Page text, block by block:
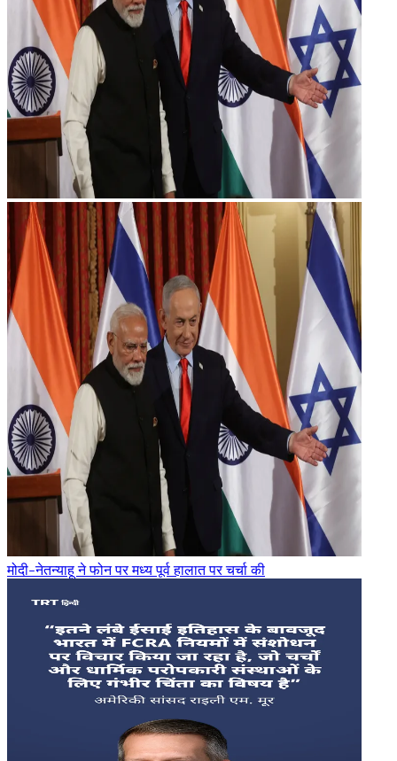
मोदी-नेतन्याहू ने फोन पर मध्य पूर्व हालात पर चर्चा की